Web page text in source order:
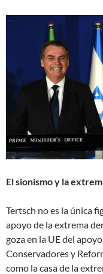
El sionismo y la
Tertsch no es la única
apoyo de la extrema
goza en la UE del
Conservadores y
como la casa de la